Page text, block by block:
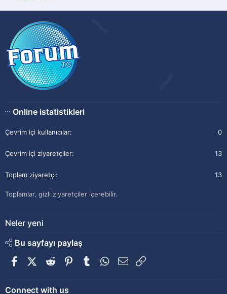
Online istatistikleri
Çevrim içi kullanıcılar 0
Çevrim içi ziyaretçiler 13
Toplam ziyaretçi 13
Toplamlar, gizli ziyaretçiler içerebilir.
Neler yeni
Bu sayfayı paylaş
FacebookX (Twitter)
Reddit PinterestTumblrWhatsApp
E-posta
Connect with us